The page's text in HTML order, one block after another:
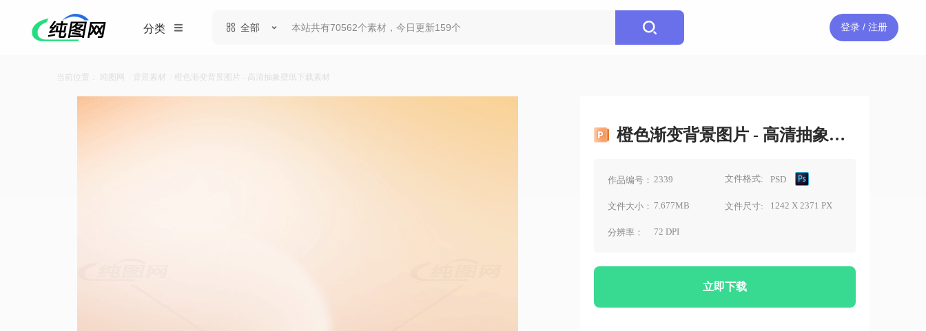
分类 全部 登录 / 注册
当前位置： 纯图网 背景素材 橙色渐变背景图片 - 高清抽象壁纸下载素材
橙色渐变背景图片 - 高清抽象壁纸下载素材
作品编号： 2339 文件格式: PSD
文件大小： 7.677MB 文件尺寸: 1242 X 2371 PX
分辨率： 72 DPI
立即下载